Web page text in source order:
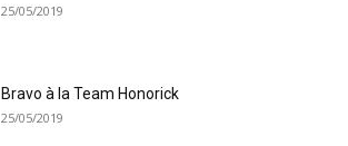
25/05/2019
Bravo à la Team Honorick
25/05/2019